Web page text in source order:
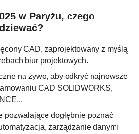
w Paryżu, czego
CAD, zaprojektowany z myślą
biur projektowych.
na żywo, aby odkryć najnowsze
CAD SOLIDWORKS,
pozwalające dogłębnie poznać
zarządzanie danymi